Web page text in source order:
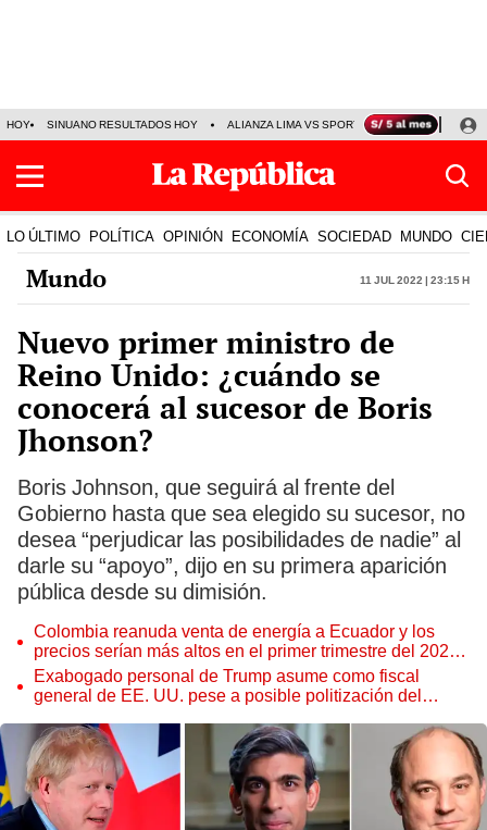
HOY SINUANO RESULTADOS HOY ALIANZA LIMA VS SPORT BOYS JORGE
LO ÚLTIMO POLÍTICA OPINIÓN ECONOMÍA SOCIEDAD MUNDO
Mundo 11 Jul 2022 | 23:15 h
Nuevo primer ministro de
Reino Unido: ¿cuándo se
conocerá al sucesor de Boris
Jhonson?
Boris Johnson, que seguirá al frente del
Gobierno hasta que sea elegido su sucesor, no
desea “perjudicar las posibilidades de nadie” al
darle su “apoyo”, dijo en su primera aparición
pública desde su dimisión.
Colombia reanuda venta de energía a Ecuador y los
precios serían más altos en el primer trimestre del 2027,
según Cenace
Exabogado personal de Trump asume como fiscal
general de EE. UU. pese a posible politización del